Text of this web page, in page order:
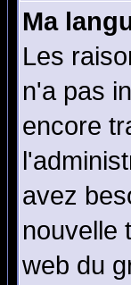
Ma
Les
n'a pas
encore
avez
nouvelle
web du